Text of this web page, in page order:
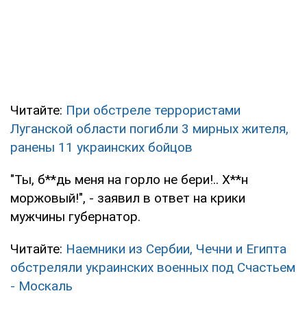
Читайте: При обстреле террористами
Луганской области погибли 3 мирных жителя,
ранены 11 украинских бойцов
"Ты, б**дь меня на горло не бери!.. Х**н
моржовый!", - заявил в ответ на крики
мужчины губернатор.
Читайте: Наемники из Сербии, Чечни и Египта
обстреляли украинских военных под Счастьем
- Москаль